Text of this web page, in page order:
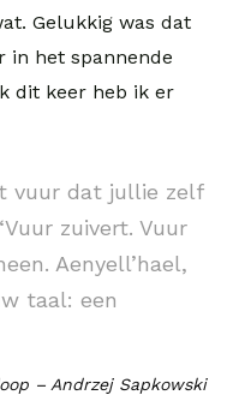
Gelukkig was dat
in het spannende
dit keer heb ik er
vuur dat jullie zelf
zuivert. Vuur
Aenyell’hael,
taal: een
– Andrzej Sapkowski